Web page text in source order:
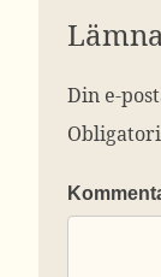
Din e-